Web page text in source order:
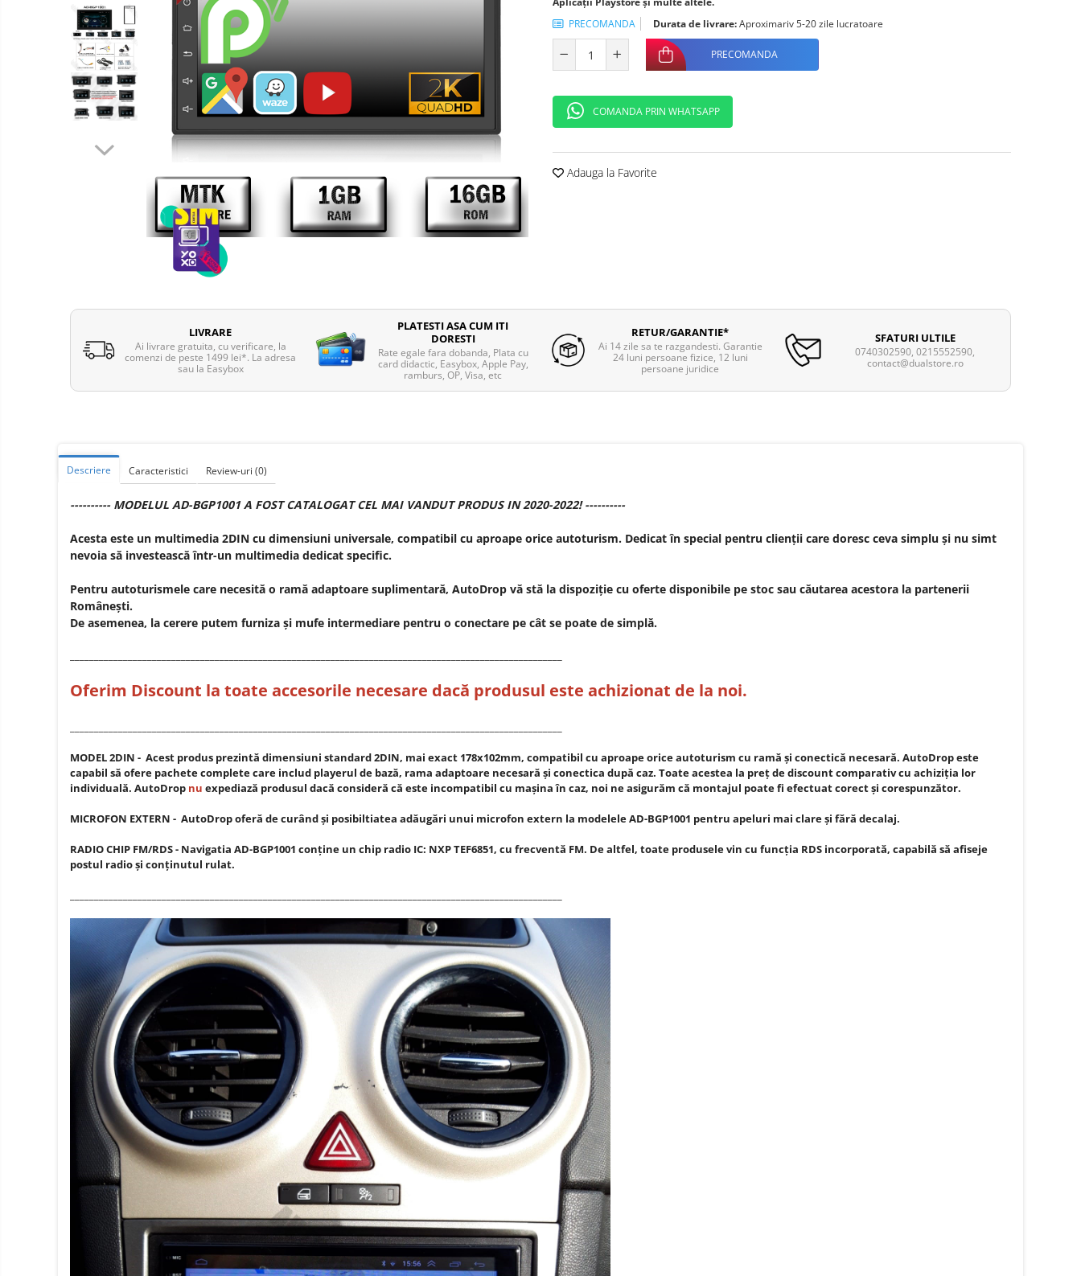
Telefoane mobile Oukitel
Telefoane mobile Ulefone
Telefoane mobile Unihertz
Telefoane mobile Cubot
Telefoane mobile Blackview
Telefoane mobile OSCAL
Telefoane mobile Fossibot
Telefoane mobile Samsung
Telefoane mobile AGM
Telefoane mobile Realme
Telefoane mobile ZTE Nubia
Telefoane mobile ALTE
Tablete PC
Tablete pc cu proiector video
Tablete rezistente
Tablete pentru copii
Laptop-uri
Monitoare pc
TV si Proiectoare Smart
Camere auto, home si sport
Oglinzi auto smart cu camera
Camere Supraveghere
Mini Video Camera
Supraveghere
Casti Wireless
Casti Profesionale
Ceasuri
smart,
bratari
fitness
Smartwatch
Ceasuri Smart pentru copii
Bratari Fitness
Inel Smart
Accesorii Smartwatch
Trotinete
electrice
si
accesorii
Piese si accesorii
Biciclete
electrice
Gadgets
Smart Home
Produse Ingrijire Personala
Accesorii Gadgets
Drone cu Camera
Baterii externe
Accesorii Auto
PRECOMANDA
Durata de livrare:Aproximariv 5-20 zile lucratoare
PRECOMANDA
COMANDA PRIN WHATSAPP
Adauga la Favorite
LIVRARE
Ai livrare gratuita, cu verificare, la
comenzi de peste 1499 lei*. La adresa
sau la Easybox
PLATESTI ASA CUM ITI
DORESTI
Rate egale fara dobanda, Plata cu
card didactic, Easybox, Apple Pay,
ramburs, OP, Visa, etc
RETUR/GARANTIE*
Ai 14 zile sa te razgandesti. Garantie
24 luni persoane fizice, 12 luni
persoane juridice
SFATURI ULTILE
0740302590, 0215552590,
contact@dualstore.ro
Descriere Caracteristici Review-uri (0)
---------- MODELUL AD-BGP1001 A FOST CATALOGAT CEL MAI VANDUT PRODUS IN 2020-2022! ----------
Acesta este un multimedia 2DIN cu dimensiuni universale, compatibil cu aproape orice autoturism. Dedicat în special pentru clienții care doresc ceva simplu și nu simt
nevoia să investească într-un multimedia dedicat specific.
Pentru autoturismele care necesită o ramă adaptoare suplimentară, AutoDrop vă stă la dispoziție cu oferte disponibile pe stoc sau căutarea acestora la partenerii
Românești.
De asemenea, la cerere putem furniza și mufe intermediare pentru o conectare pe cât se poate de simplă.
Oferim Discount la toate accesorile necesare dacă produsul este achizionat de la noi.
MODEL 2DIN - Acest produs prezintă dimensiuni standard 2DIN, mai exact 178x102mm, compatibil cu aproape orice autoturism cu ramă și conectică necesară. AutoDrop este
capabil să ofere pachete complete care includ playerul de bază, rama adaptoare necesară și conectica după caz. Toate acestea la preț de discount comparativ cu achiziția lor
individuală. AutoDrop nu expediază produsul dacă consideră că este incompatibil cu mașina în caz, noi ne asigurăm că montajul poate fi efectuat corect și corespunzător.
MICROFON EXTERN - AutoDrop oferă de curând și posibiltiatea adăugări unui microfon extern la modelele AD-BGP1001 pentru apeluri mai clare și fără decalaj.
RADIO CHIP FM/RDS - Navigatia AD-BGP1001 conține un chip radio IC: NXP TEF6851, cu frecventă FM. De altfel, toate produsele vin cu funcția RDS incorporată, capabilă să afiseje
postul radio și conținutul rulat.